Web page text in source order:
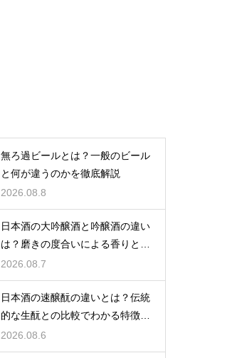
無ろ過ビールとは？一般のビール
と何が違うのかを徹底解説
2026.08.8
日本酒の大吟醸酒と吟醸酒の違い
は？磨きの度合いによる香りと味
の差を解説
2026.08.7
日本酒の速醸酛の違いとは？伝統
的な生酛との比較でわかる特徴を
解説
2026.08.6